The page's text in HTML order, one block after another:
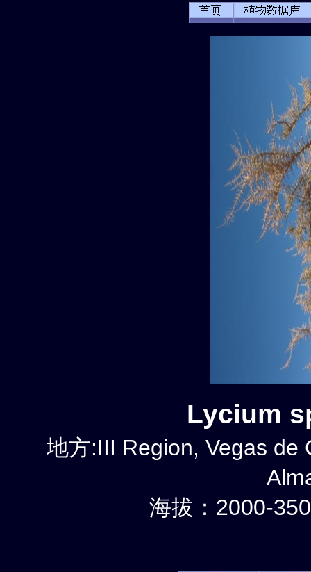
Lycium
地方:III Region, Vegas de
海拔：2000-